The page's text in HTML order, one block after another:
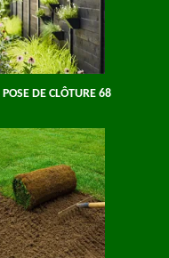
POSE DE CLÔTURE 68